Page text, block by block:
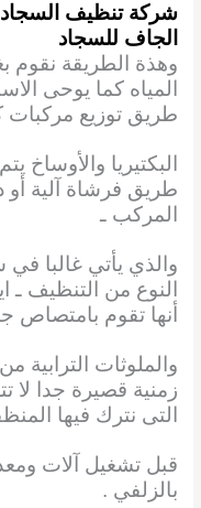
شركة تنظيف
الجاف للسجاد
وهذة الطريقة نقوم
المياه كما يوحى
طريق توزيع مركبات
البكتيريا
طريق فرشاة آلية أو
المركب ـ
والذي يأتي غالبا
النوع من التنظيف
أنها تقوم بامتصاص
والملوثات
زمنية قصيرة جدا لا
التى نترك فيها
قبل تشغيل آلات
بالزلفي .